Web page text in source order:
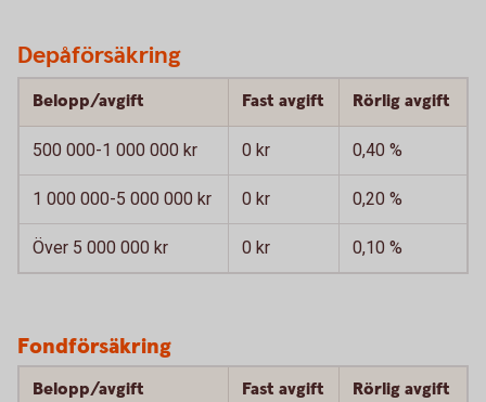
Depåförsäkring
Belopp/avgift Fast avgift Rörlig avgift
500 000-1 000 000 kr 0 kr 0,40 %
1 000 000-5 000 000 kr 0 kr 0,20 %
Över 5 000 000 kr 0 kr 0,10 %
Fondförsäkring
Belopp/avgift Fast avgift Rörlig avgift